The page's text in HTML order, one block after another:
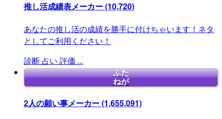
推し活成績表メーカー(10,720)
あなたの推し活の成績を勝手に付けちゃいます！ネタ
としてご利用ください！
診断 占い 評価 ...
ふた
ねが
2人の願い事メーカー(1,655,091)